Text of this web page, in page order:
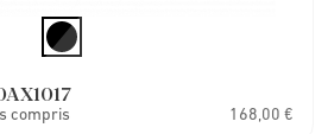
compris 168,00 €